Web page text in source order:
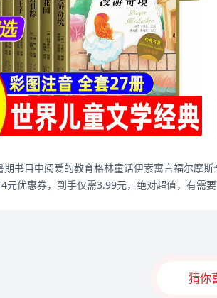
期书目中阅爱的教育格林童话伊索寓言福尔摩
元优惠券，到手仅需3.99元，绝对超值，有需要
猜你